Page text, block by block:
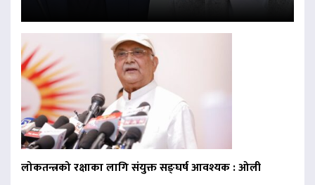
लोकतन्त्रको रक्षाका लागि संयुक्त सङ्घर्ष आवश्यक : ओली